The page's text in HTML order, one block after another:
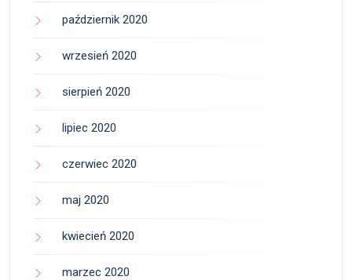
październik 2020
wrzesień 2020
sierpień 2020
lipiec 2020
czerwiec 2020
maj 2020
kwiecień 2020
marzec 2020